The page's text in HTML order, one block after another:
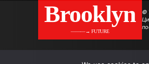
Brooklyn
———→ FUTURE
©